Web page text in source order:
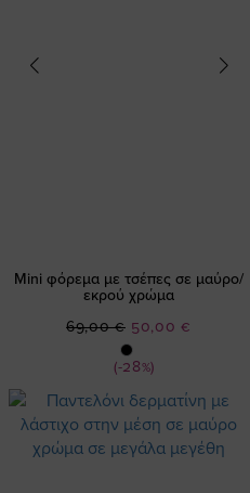
Mini φόρεμα με τσέπες σε μαύρο/
εκρού χρώμα
(-28%)
Ειδική
Τιμή
50,00 €
69,00 €